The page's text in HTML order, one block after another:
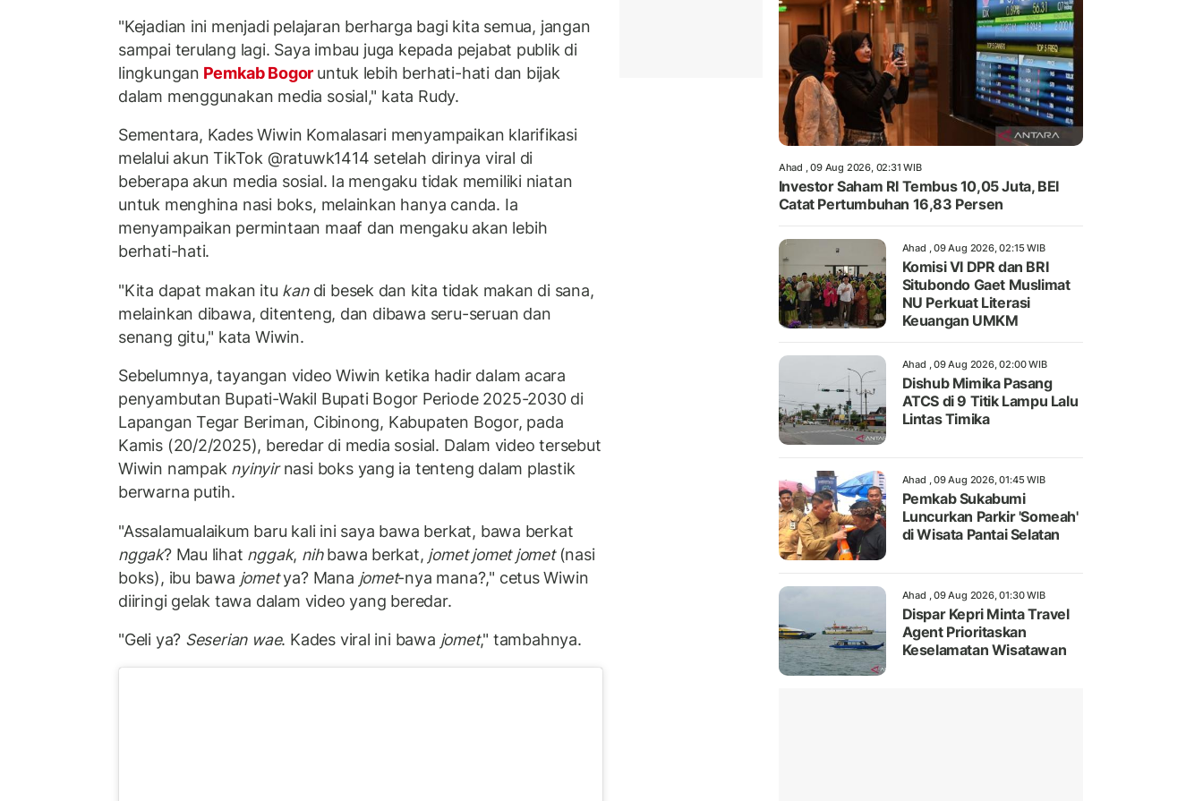
"Kejadian ini menjadi pelajaran berharga bagi kita semua, jangan
sampai terulang lagi. Saya imbau juga kepada pejabat publik di
lingkungan Pemkab Bogor untuk lebih berhati-hati dan bijak
dalam menggunakan media sosial," kata Rudy.
Sementara, Kades Wiwin Komalasari menyampaikan klarifikasi
melalui akun TikTok @ratuwk1414 setelah dirinya viral di
beberapa akun media sosial. Ia mengaku tidak memiliki niatan
untuk menghina nasi boks, melainkan hanya canda. Ia
menyampaikan permintaan maaf dan mengaku akan lebih
berhati-hati.
"Kita dapat makan itu kandi besek dan kita tidak makan di sana,
melainkan dibawa, ditenteng, dan dibawa seru-seruan dan
senang gitu," kata Wiwin.
Sebelumnya, tayangan video Wiwin ketika hadir dalam acara
penyambutan Bupati-Wakil Bupati Bogor Periode 2025-2030 di
Lapangan Tegar Beriman, Cibinong, Kabupaten Bogor, pada
Kamis (20/2/2025), beredar di media sosial. Dalam video tersebut
Wiwin nampak nyinyirnasi boks yang ia tenteng dalam plastik
berwarna putih.
"Assalamualaikum baru kali ini saya bawa berkat, bawa berkat
nggak? Mau lihat nggak, nihbawa berkat, jomet jomet jomet(nasi
boks), ibu bawa jometya? Mana jomet-nya mana?," cetus Wiwin
diiringi gelak tawa dalam video yang beredar.
"Geli ya? Seserian wae. Kades viral ini bawa jomet," tambahnya.
Ahad , 09 Aug 2026, 02:31 WIB
Investor Saham RI Tembus 10,05 Juta, BEI
Catat Pertumbuhan 16,83 Persen
Ahad , 09 Aug 2026, 02:15 WIB
Komisi VI DPR dan BRI
Situbondo Gaet Muslimat
NU Perkuat Literasi
Keuangan UMKM
Ahad , 09 Aug 2026, 02:00 WIB
Dishub Mimika Pasang
ATCS di 9 Titik Lampu Lalu
Lintas Timika
Ahad , 09 Aug 2026, 01:45 WIB
Pemkab Sukabumi
Luncurkan Parkir 'Someah'
di Wisata Pantai Selatan
Ahad , 09 Aug 2026, 01:30 WIB
Dispar Kepri Minta Travel
Agent Prioritaskan
Keselamatan Wisatawan